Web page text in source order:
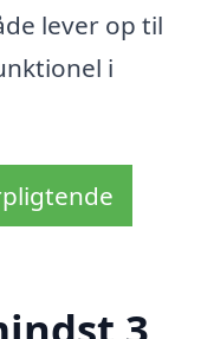
lever op til
i